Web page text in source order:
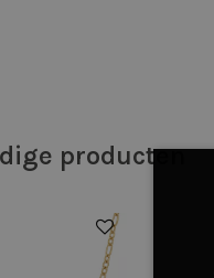
producten